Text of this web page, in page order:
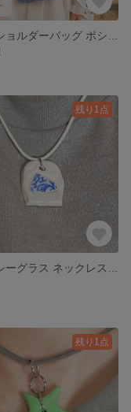
残り1点
残り1点